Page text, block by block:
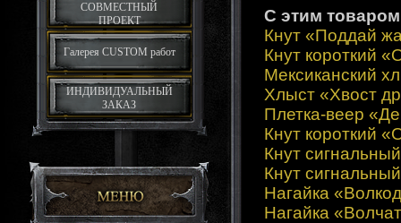
СОВМЕСТНЫЙ
ПРОЕКТ
Галерея CUSTOM работ
ИНДИВИДУАЛЬНЫЙ
ЗАКАЗ
С этим
Кнут «Поддай
Кнут короткий
Мексиканский
Хлыст «Хвост
Плетка-веер
Кнут короткий
Кнут
Кнут
Нагайка
Нагайка